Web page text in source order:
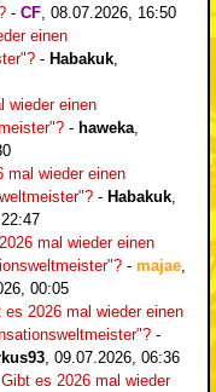
- CF 08.07.2026, 16:50
einen
- Habakuk
wieder einen
- haweka
mal wieder einen
- Habakuk
mal wieder einen
- majae
00:05
es 2026 mal wieder einen
-
09.07.2026, 06:36
Gibt es 2026 mal wieder